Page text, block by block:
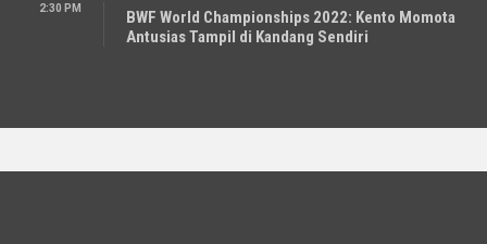
2:30 PM
BWF World Championships 2022: Kento Momota
Antusias Tampil di Kandang Sendiri